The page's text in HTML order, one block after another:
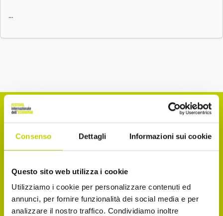
Consenso Dettagli Informazioni sui cookie
Questo sito web utilizza i cookie
Utilizziamo i cookie per personalizzare contenuti ed
annunci, per fornire funzionalità dei social media e per
analizzare il nostro traffico. Condividiamo inoltre
…
La Newsletter del Festival
Iscriviti alla Newsletter del Festival Internazionale
dell’Economia per essere sempre informato sulle
novità e gli appuntamenti in agenda!